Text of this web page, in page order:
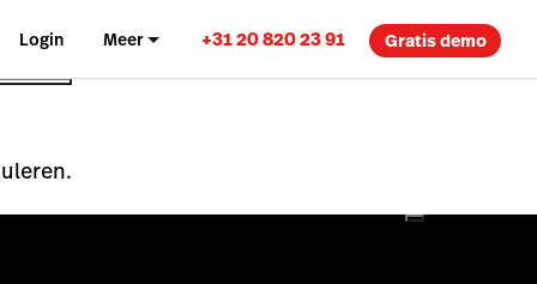
Login Meer +31 20 820 23 91 Gratis demo